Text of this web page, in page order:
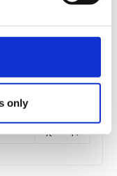
only
περίοδος
-
Η